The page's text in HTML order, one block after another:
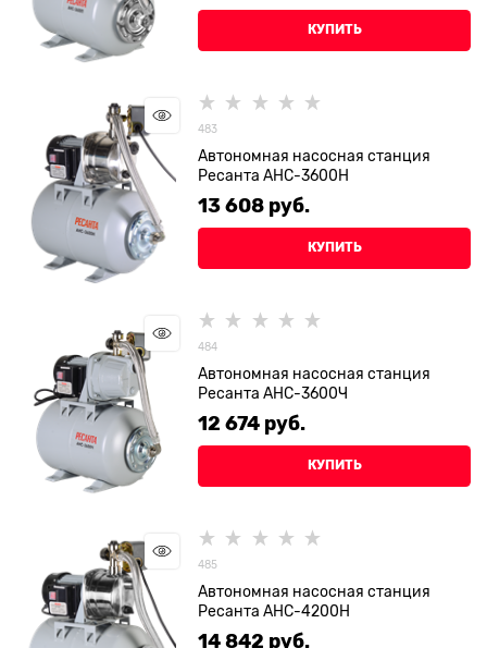
КУПИТЬ
483
Автономная насосная станция
Ресанта АНС-3600Н
13 608 руб.
КУПИТЬ
484
Автономная насосная станция
Ресанта АНС-3600Ч
12 674 руб.
КУПИТЬ
485
Автономная насосная станция
Ресанта АНС-4200Н
14 842 руб.